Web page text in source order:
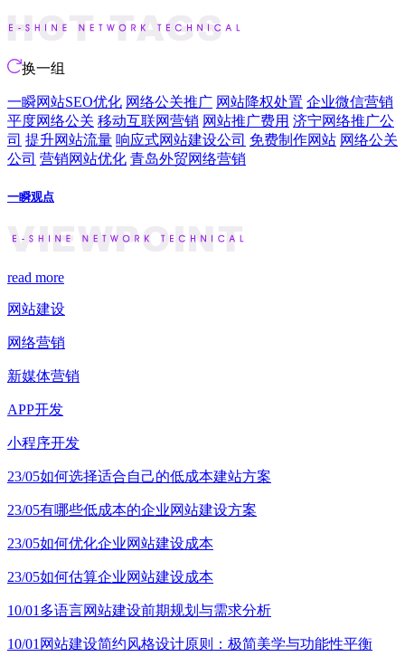
换一组
一瞬网站SEO优化 网络公关推广 网站降权处置 企业微信营销
平度网络公关 移动互联网营销 网站推广费用 济宁网络推广公
司 提升网站流量 响应式网站建设公司 免费制作网站 网络公关
公司 营销网站优化 青岛外贸网络营销
一瞬观点
read more
网站建设
网络营销
新媒体营销
APP开发
小程序开发
23/05如何选择适合自己的低成本建站方案
23/05有哪些低成本的企业网站建设方案
23/05如何优化企业网站建设成本
23/05如何估算企业网站建设成本
10/01 多语言网站建设前期规划与需求分析
10/01 网站建设简约风格设计原则：极简美学与功能性平衡